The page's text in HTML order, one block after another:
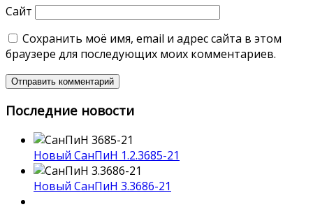
Сайт
Сохранить моё имя, email и адрес сайта в этом
браузере для последующих моих комментариев.
Последние новости
Новый СанПиН 1.2.3685-21
Новый СанПиН 3.3686-21